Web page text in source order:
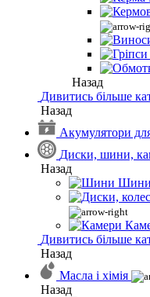
Назад
Дивитись більше
Назад
Акумулятори
Диски, шини,
Назад
Шини
Дивитись більше
Назад
Масла і хімія
Назад